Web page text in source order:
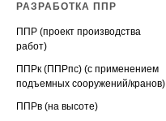
РАЗРАБОТКА ППР
ППР (проект производства
работ)
ППРк (ППРпс) (с применением
подъемных сооружений/кранов)
ППРв (на высоте)